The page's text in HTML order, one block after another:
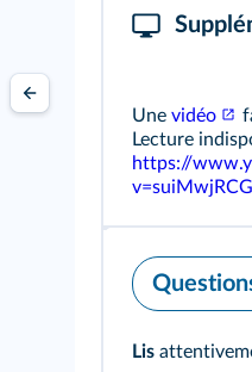
Une vidéo
Lecture
https://
Lis